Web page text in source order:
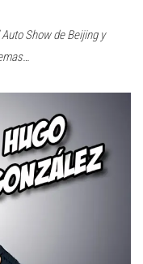
Show de Beijing y